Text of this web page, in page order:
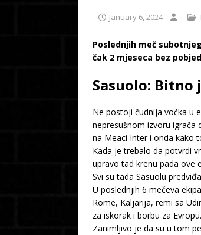
January 6, 2024
Poslednjih meč
čak 2 mjeseca bez
Sasuolo: Bitno
Ne postoji čudnija voćka u
nepresušnom izvoru igrača
na Meaci Inter i onda kako
Kada je trebalo da potvrdi
upravo tad krenu pada ove
Svi su tada Sasuolu
U poslednjih 6 mečeva
Rome, Kaljarija, remi sa
za iskorak i borbu za Evropu.
Zanimljivo je da su u tom